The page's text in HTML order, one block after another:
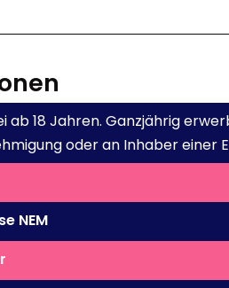
ab 18 Jahren. Ganzjährig
oder an Inhaber einer
NEM